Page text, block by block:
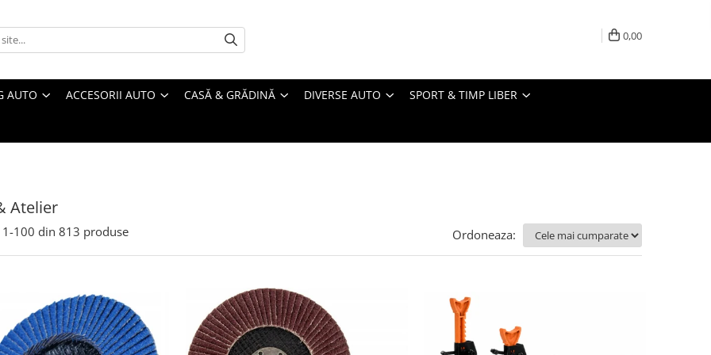
0,00
AUTO ACCESORII AUTO CASĂ & GRĂDINĂ DIVERSE AUTO SPORT & TIMP LIBER
Atelier
1-100 din 813 produse Ordoneaza: